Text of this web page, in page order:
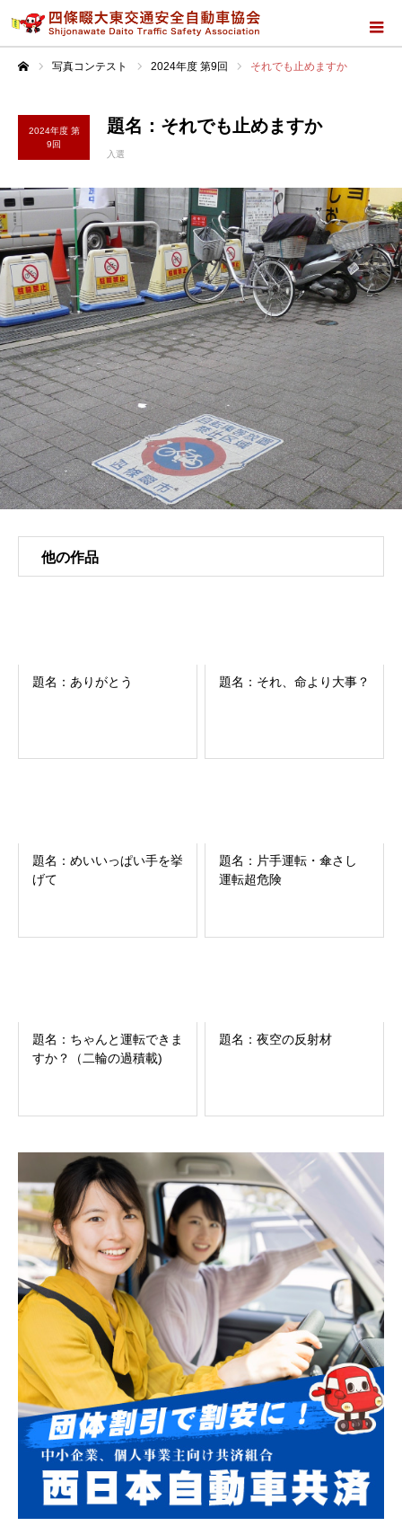
写真コンテスト 2024年度 第9回 それでも止めますか
2024年度 第
9回
題名：それでも止めますか
入選
他の作品
題名：ありがとう 題名：それ、命より大事？
題名：めいいっぱい手を挙
げて
題名：片手運転・傘さし
運転超危険
題名：ちゃんと運転できま
すか？（二輪の過積載)
題名：夜空の反射材